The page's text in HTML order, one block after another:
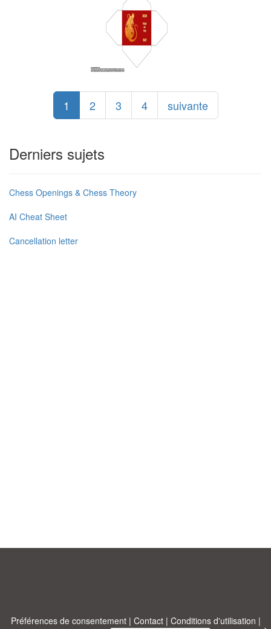
1 2 3 4 suivante
Derniers sujets
Chess Openings & Chess Theory
AI Cheat Sheet
Cancellation letter
Préférences de consentement| Contact| Conditions d'utilisation |